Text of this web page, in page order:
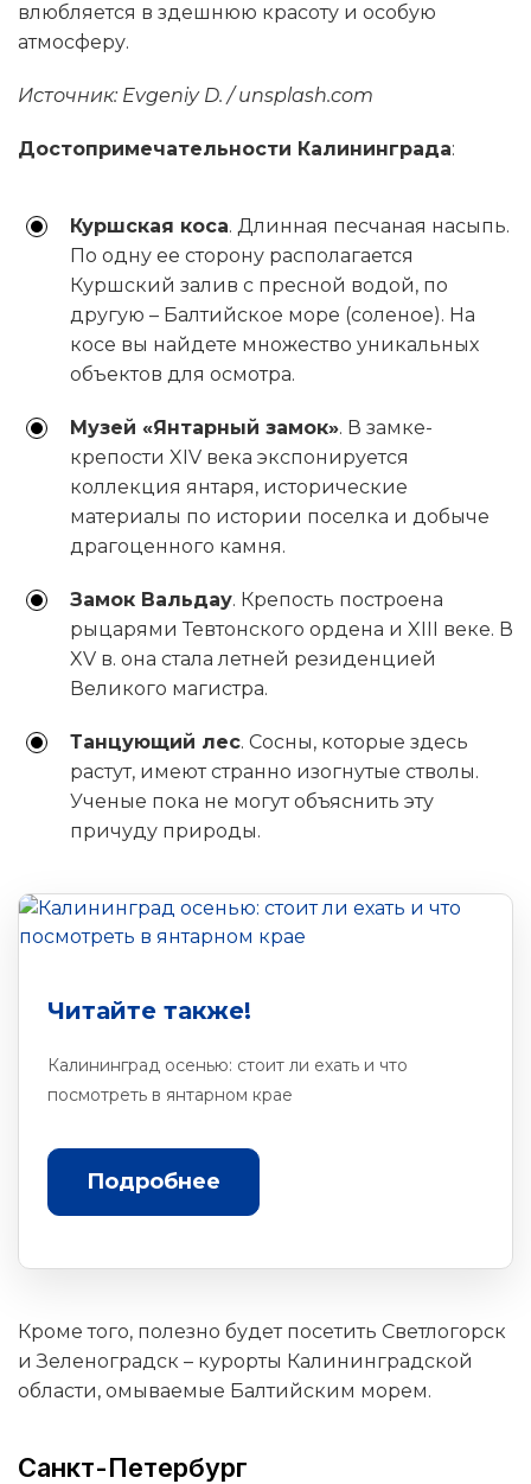
влюбляется в здешнюю красоту и особую
атмосферу.
Источник: Evgeniy D. / unsplash.com
Достопримечательности Калининграда:
Куршская коса. Длинная песчаная насыпь.
По одну ее сторону располагается
Куршский залив с пресной водой, по
другую – Балтийское море (соленое). На
косе вы найдете множество уникальных
объектов для осмотра.
Музей «Янтарный замок». В замке-
крепости XIV века экспонируется
коллекция янтаря, исторические
материалы по истории поселка и добыче
драгоценного камня.
Замок Вальдау. Крепость построена
рыцарями Тевтонского ордена и XIII веке. В
XV в. она стала летней резиденцией
Великого магистра.
Танцующий лес. Сосны, которые здесь
растут, имеют странно изогнутые стволы.
Ученые пока не могут объяснить эту
причуду природы.
Читайте также!
Калининград осенью: стоит ли ехать и что
посмотреть в янтарном крае
Подробнее
Кроме того, полезно будет посетить Светлогорск
и Зеленоградск – курорты Калининградской
области, омываемые Балтийским морем.
Санкт-Петербург